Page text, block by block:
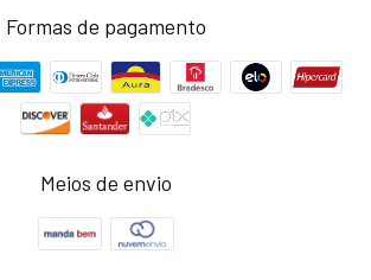
Formas de pagamento
Meios de envio